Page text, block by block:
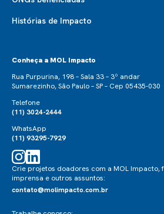
Histórias de Impacto
Conheça a MOL Impacto
Rua Purpurina, 198 – Sala 33 – 3º andar
Sumarezinho, São Paulo – SP – Cep 05435-030
Telefone
(11) 3024-2444
WhatsApp
(11) 93295-7929
Crie projetos doadores com a MOL Impacto,
imprensa e outros assuntos:
contato@molimpacto.com.br